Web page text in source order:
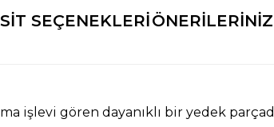
SEÇENEKLERİÖNERİLERİNİZ
işlevi gören dayanıklı bir yedek